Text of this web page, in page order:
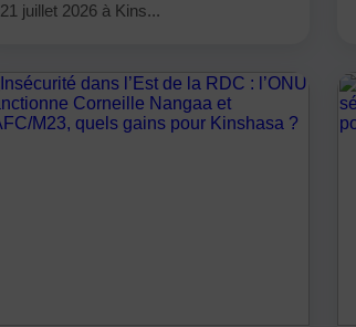
21 juillet 2026 à Kins...